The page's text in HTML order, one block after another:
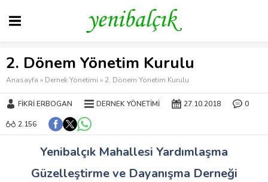
2. Dönem Yönetim Kurulu
Anasayfa » Dernek Yönetimi » 2. Dönem Yönetim Kurulu
FIKRI ERBOGAN DERNEK YÖNETIMI 27.10.2018 0
2.156
Yenibalçık Mahallesi Yardımlaşma
Güzelleştirme ve Dayanışma Derneği